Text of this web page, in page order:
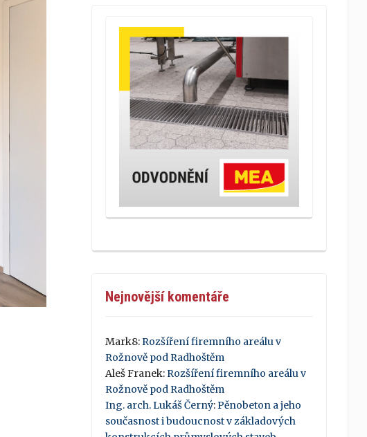
Nejnovější komentáře
Mark8:Rozšíření firemního areálu v
Rožnově pod Radhoštěm
Aleš Franek:Rozšíření firemního areálu v
Rožnově pod Radhoštěm
Ing. arch. Lukáš Černý:Pěnobeton a jeho
současnost i budoucnost v základových